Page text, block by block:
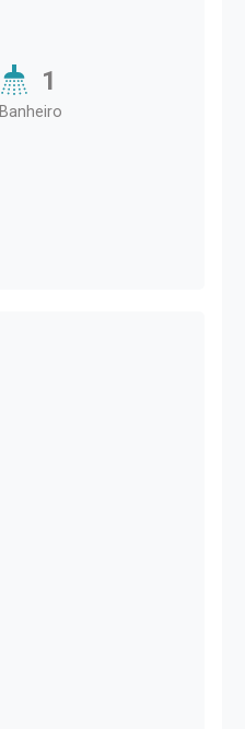
1
Banheiro